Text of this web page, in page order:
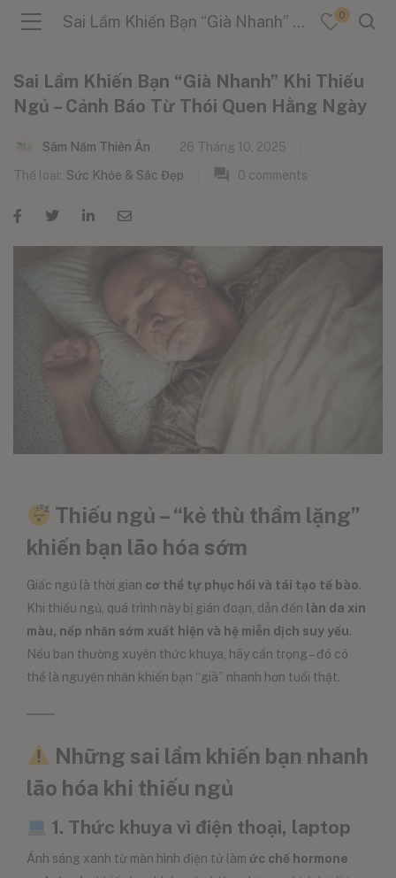
(Sản Phẩm )
Sai Lầm Khiến Bạn “Già Nhanh” Khi Thiếu Ngủ – Cảnh Báo Từ Thói Quen Hằng Ngày 0
Sai Lầm Khiến Bạn “Già Nhanh” Khi Thiếu
Ngủ – Cảnh Báo Từ Thói Quen Hằng Ngày
Sâm Nấm Thiên Ân
26 Tháng 10, 2025
Thể loại: Sức Khỏe & Sắc Đẹp 0 comments
Thiếu ngủ – “kẻ thù thầm lặng”
khiến bạn lão hóa sớm
Giấc ngủ là thời gian cơ thể tự phục hồi và tái tạo tế bào.
Khi thiếu ngủ, quá trình này bị gián đoạn, dẫn đến làn da xỉn
màu, nếp nhăn sớm xuất hiện và hệ miễn dịch suy yếu.
Nếu bạn thường xuyên thức khuya, hãy cẩn trọng – đó có
thể là nguyên nhân khiến bạn “già” nhanh hơn tuổi thật.
Những sai lầm khiến bạn nhanh
lão hóa khi thiếu ngủ
1. Thức khuya vì điện thoại, laptop
Ánh sáng xanh từ màn hình điện tử làm ức chế hormone